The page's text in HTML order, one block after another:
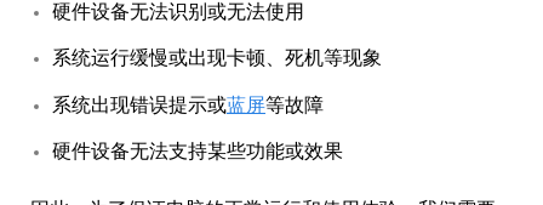
硬件设备无法识别或无法使用
系统运行缓慢或出现卡顿、死机等现象
系统出现错误提示或蓝屏等故障
硬件设备无法支持某些功能或效果